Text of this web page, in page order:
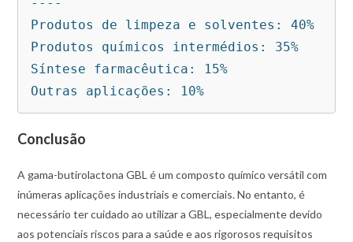
Produtos de limpeza e solventes: 40%
Produtos químicos intermédios: 35%
Síntese farmacêutica: 15%
Outras aplicações: 10%
Conclusão
A gama-butirolactona GBL é um composto químico versátil com
inúmeras aplicações industriais e comerciais. No entanto, é
necessário ter cuidado ao utilizar a GBL, especialmente devido
aos potenciais riscos para a saúde e aos rigorosos requisitos